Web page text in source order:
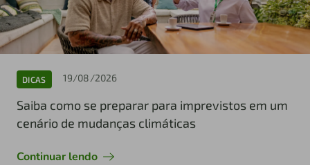
DICAS 19/08/2026
Saiba como se preparar para imprevistos em um
cenário de mudanças climáticas
Continuar lendo